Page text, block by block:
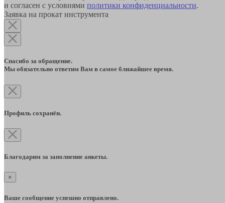
и согласен с условиями политики конфиденциальности.
Заявка на прокат инструмента
Спасибо за обращение.
Мы обязательно ответим Вам в самое ближайшее время.
Профиль сохранён.
Благодарим за заполнение анкеты.
×
Ваше сообщение успешно отправлено.